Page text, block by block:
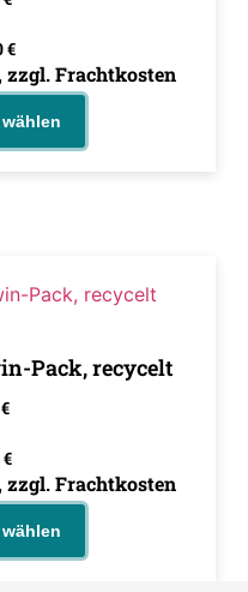
€
zzgl. Frachtkosten
Pack, recycelt
€
€
zzgl. Frachtkosten